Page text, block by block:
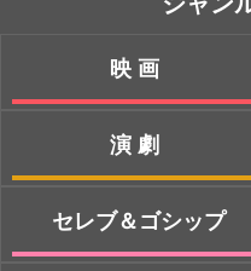
映画
演劇
セレブ＆ゴシップ